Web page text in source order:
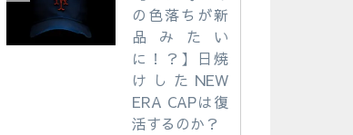
の色落ちが新
品みたい
に！？】日焼
けしたNEW
ERA CAPは復
活するのか？